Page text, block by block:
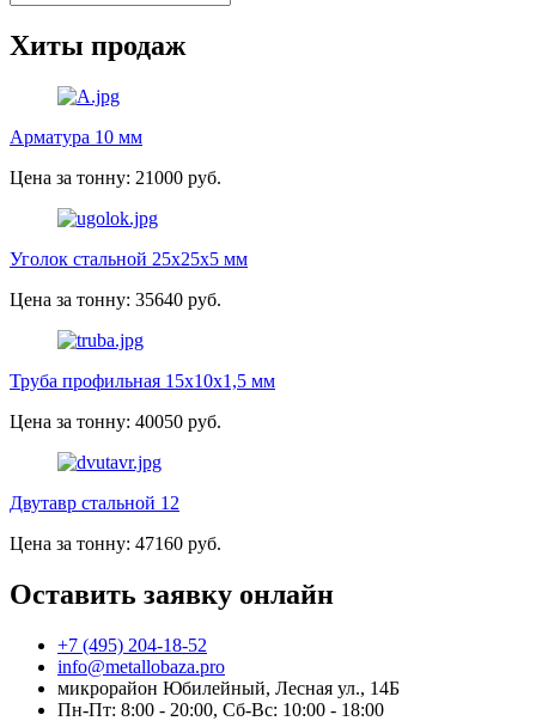
Хиты продаж
Арматура 10 мм
Цена за тонну: 21000 руб.
Уголок стальной 25х25х5 мм
Цена за тонну: 35640 руб.
Труба профильная 15х10х1,5 мм
Цена за тонну: 40050 руб.
Двутавр стальной 12
Цена за тонну: 47160 руб.
Оставить заявку онлайн
+7 (495) 204-18-52
info@metallobaza.pro
микрорайон Юбилейный, Лесная ул., 14Б
Пн-Пт: 8:00 - 20:00, Сб-Вс: 10:00 - 18:00